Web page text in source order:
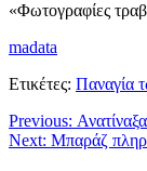
«Φωτογραφίες
madata
Ετικέτες: Παναγία
Previous:
Next: Μπαράζ